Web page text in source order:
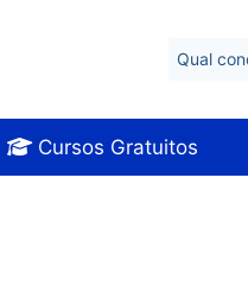
Qual
Cursos Gratuitos